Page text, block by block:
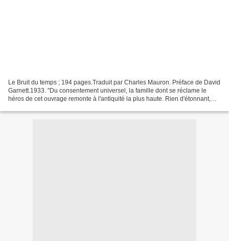
Le Bruit du temps ; 194 pages.Traduit par Charles Mauron. Préface de David
Garnett.1933. "Du consentement universel, la famille dont se réclame le
héros de cet ouvrage remonte à l'antiquité la plus haute. Rien d'étonnant,